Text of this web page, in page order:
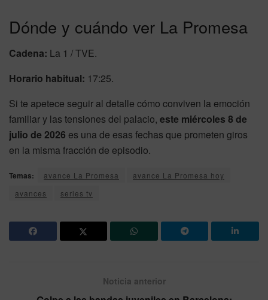
Dónde y cuándo ver La Promesa
Cadena: La 1 / TVE.
Horario habitual: 17:25.
Si te apetece seguir al detalle cómo conviven la emoción
familiar y las tensiones del palacio, este miércoles 8 de
julio de 2026 es una de esas fechas que prometen giros
en la misma fracción de episodio.
Temas: avance La Promesa
avance La Promesa hoy
avances
series tv
Noticia anterior